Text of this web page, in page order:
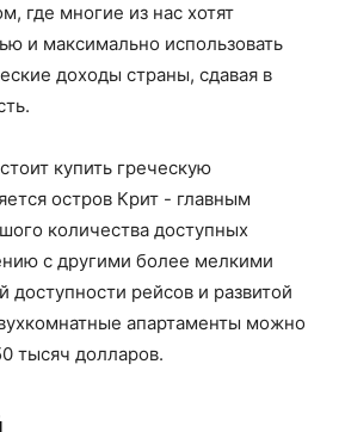
где многие из нас хотят
и максимально использовать
доходы страны, сдавая в
купить греческую
остров Крит - главным
количества доступных
с другими более мелкими
доступности рейсов и развитой
апартаменты можно
тысяч долларов.